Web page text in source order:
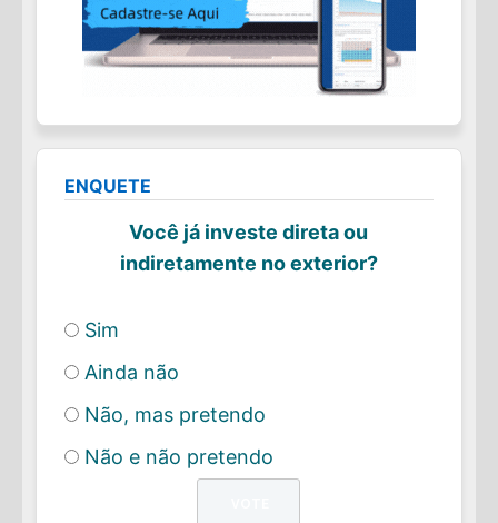
ENQUETE
Você já investe direta ou
indiretamente no exterior?
Sim
Ainda não
Não, mas pretendo
Não e não pretendo